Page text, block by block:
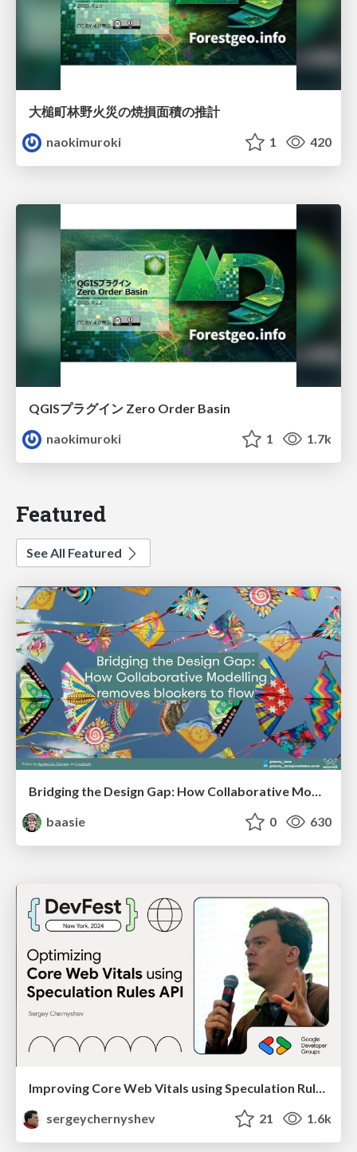
大槌町林野火災の焼損面積の推計
naokimuroki
1 420
QGISプラグイン Zero Order Basin
naokimuroki
1 1.7k
Featured
See All Featured
baasie
0 630
Improving Core Web Vitals using Speculation Rules API
sergeychernyshev
21 1.6k